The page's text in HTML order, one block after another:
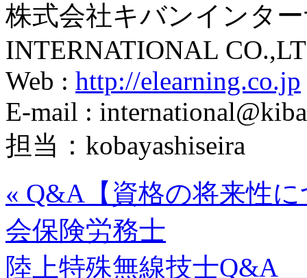
株式会社キバンインタ
INTERNATIONAL
Web : http://elearning.co.jp
E-mail :
担当：kobayashiseira
« Q&A【資格の将来性
会保険労務士
陸上特殊無線技士Q&A